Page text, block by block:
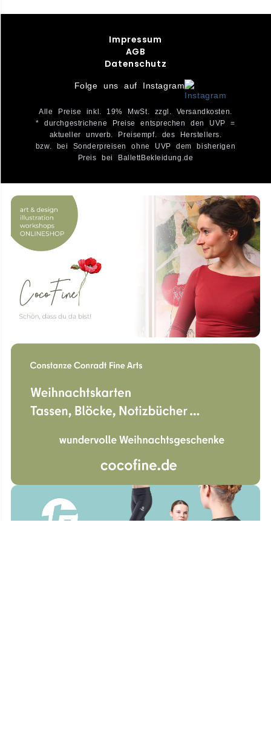
Impressum
AGB
Datenschutz
Folge uns auf Instagram
Alle Preise inkl. 19% MwSt. zzgl. Versandkosten.
* durchgestrichene Preise entsprechen den UVP =
aktueller unverb. Preisempf. des Herstellers.
bzw. bei Sonderpreisen ohne UVP dem bisherigen
Preis bei BallettBekleidung.de